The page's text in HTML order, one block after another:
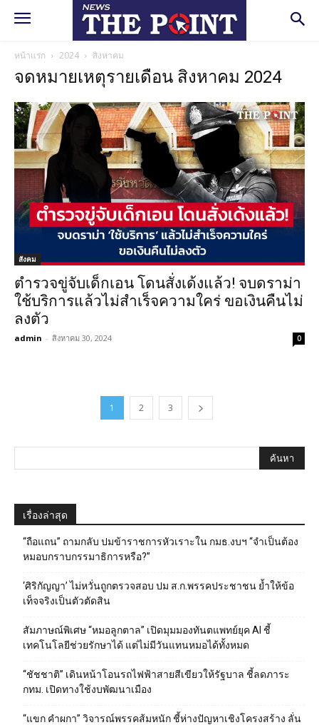
หน้าแรก 2024 สิงหาคม
จดหมายเหตุรายเดือน สิงหาคม 2024
สังคม
ตำรวจขู่จับเด็กเอน โดนสั่งเด้งแล้ว! จบดราม่า
ใช้บริการแล้วไม่สำเร็จความใคร่ ขอเงินคืนไม่
ลงตัว
admin - สิงหาคม 30, 2024 0
1 2 3
เรื่องล่าสุด
“ถือแถน” ถามกลับ ปมข้าราชการหัวเราะใน กมธ.งบฯ “จำเป็นต้อง
หมอบกราบกรรมาธิการหรือ?”
‘ศิริกัญญา’ ไม่หวั่นถูกตรวจสอบ ปม ส.ก.พรรคประชาชน ย้ำให้ข้อ
เท็จจริงเป็นตัวตัดสิน
สัมภาษณ์พิเศษ “หมอลูกตาล” เปิดมุมมองทันตแพทย์ยุค AI ชี้
เทคโนโลยีช่วยรักษาได้ แต่ไม่มีวันแทนหมอได้ทั้งหมด
“ชัชชาติ” เดินหน้าโอนรถไฟฟ้าสายสีเขียวให้รัฐบาล ชี้ลดภาระ
กทม. เปิดทางใช้งบพัฒนาเมือง
“แขก คำผกา” วิจารณ์พรรคส้มหนัก ชี้ห่างปัญหาเชิงโครงสร้าง ลั่น